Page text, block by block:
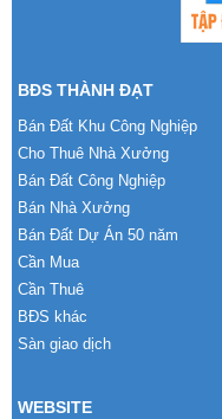
BĐS THÀNH ĐẠT
Bán Đất Khu Công Nghiệp
Cho Thuê Nhà Xưởng
Bán Đất Công Nghiệp
Bán Nhà Xưởng
Bán Đất Dự Án 50 năm
Cần Mua
Cần Thuê
BĐS khác
Sàn giao dịch
WEBSITE